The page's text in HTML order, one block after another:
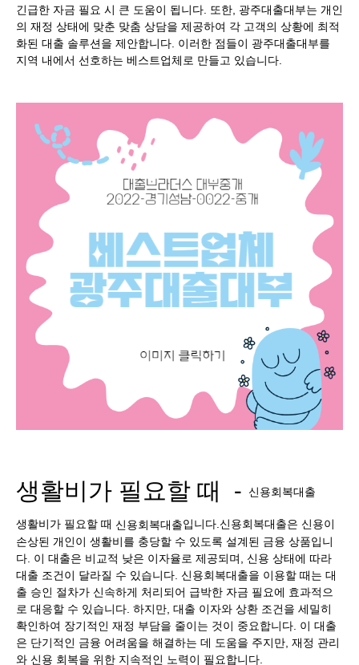
긴급한 자금 필요 시 큰 도움이 됩니다. 또한, 광주대출대부는 개인
의 재정 상태에 맞춘 맞춤 상담을 제공하여 각 고객의 상황에 최적
화된 대출 솔루션을 제안합니다. 이러한 점들이 광주대출대부를
지역 내에서 선호하는 베스트업체로 만들고 있습니다.
생활비가 필요할 때 - 신용회복대출
생활비가 필요할 때 신용회복대출입니다.신용회복대출은 신용이
손상된 개인이 생활비를 충당할 수 있도록 설계된 금융 상품입니
다. 이 대출은 비교적 낮은 이자율로 제공되며, 신용 상태에 따라
대출 조건이 달라질 수 있습니다. 신용회복대출을 이용할 때는 대
출 승인 절차가 신속하게 처리되어 급박한 자금 필요에 효과적으
로 대응할 수 있습니다. 하지만, 대출 이자와 상환 조건을 세밀히
확인하여 장기적인 재정 부담을 줄이는 것이 중요합니다. 이 대출
은 단기적인 금융 어려움을 해결하는 데 도움을 주지만, 재정 관리
와 신용 회복을 위한 지속적인 노력이 필요합니다.